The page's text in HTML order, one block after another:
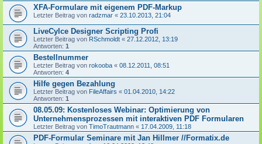
XFA-Formulare mit eigenem PDF-Markup
Letzter Beitrag von radzmar « 23.10.2013, 21:04
LiveCylce Designer Scripting Profi
Letzter Beitrag von RSchmoldt « 27.12.2012, 13:19
Antworten: 1
Bestellnummer
Letzter Beitrag von rokooba « 08.12.2011, 08:51
Antworten: 4
Hilfe gegen Bezahlung
Letzter Beitrag von FileAffairs « 01.04.2010, 14:22
Antworten: 1
08.05.09: Kostenloses Webinar: Optimierung von
Unternehmensprozessen mit interaktiven PDF Formularen
Letzter Beitrag von TimoTrautmann « 17.04.2009, 11:18
PDF-Formular Seminare mit Jan Hillmer //Formatix.de